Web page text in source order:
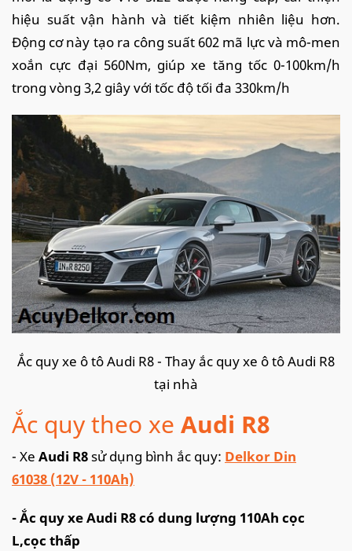
hiệu suất vận hành và tiết kiệm nhiên liệu hơn.
Động cơ này tạo ra công suất 602 mã lực và mô-men
xoắn cực đại 560Nm, giúp xe tăng tốc 0-100km/h
trong vòng 3,2 giây với tốc độ tối đa 330km/h
Ắc quy xe ô tô Audi R8 - Thay ắc quy xe ô tô Audi R8
tại nhà
Ắc quy theo xe Audi R8
- Xe Audi R8sử dụng bình ắc quy: Delkor Din
61038 (12V - 110Ah)
- Ắc quy xe Audi R8 có dung lượng 110Ah cọc
L,cọc thấp